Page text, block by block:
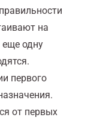
на
еще одну
первого
от первых